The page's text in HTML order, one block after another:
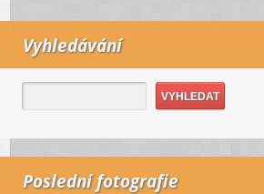
Vyhledávání
Poslední fotografie